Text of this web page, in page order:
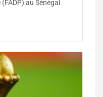
au Sénégal